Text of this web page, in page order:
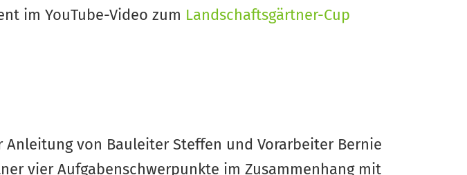
im YouTube-Video zum Landschaftsgärtner-Cup
von Bauleiter Steffen und Vorarbeiter Bernie
vier Aufgabenschwerpunkte im Zusammenhang mit